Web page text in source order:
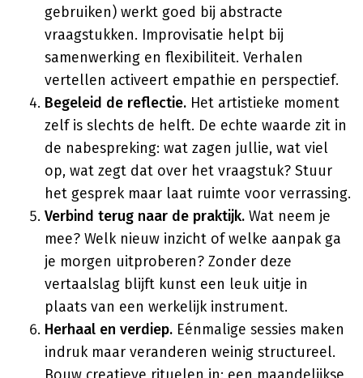
gebruiken) werkt goed bij abstracte
vraagstukken. Improvisatie helpt bij
samenwerking en flexibiliteit. Verhalen
vertellen activeert empathie en perspectief.
Begeleid de reflectie. Het artistieke moment
zelf is slechts de helft. De echte waarde zit in
de nabespreking: wat zagen jullie, wat viel
op, wat zegt dat over het vraagstuk? Stuur
het gesprek maar laat ruimte voor verrassing.
Verbind terug naar de praktijk. Wat neem je
mee? Welk nieuw inzicht of welke aanpak ga
je morgen uitproberen? Zonder deze
vertaalslag blijft kunst een leuk uitje in
plaats van een werkelijk instrument.
Herhaal en verdiep. Eénmalige sessies maken
indruk maar veranderen weinig structureel.